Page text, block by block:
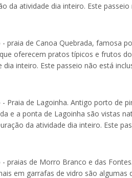
da atividade dia inteiro. Este
- praia de Canoa Quebrada, famosa
oferecem pratos típicos e frutos
dia inteiro. Este passeio não está
- Praia de Lagoinha. Antigo porto de
e a ponta de Lagoinha são vistas
da atividade dia inteiro. Este
praias de Morro Branco e das
em garrafas de vidro são